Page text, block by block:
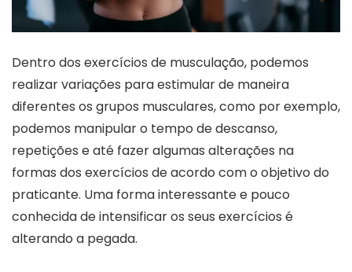
Dentro dos exercícios de musculação, podemos
realizar variações para estimular de maneira
diferentes os grupos musculares, como por exemplo,
podemos manipular o tempo de descanso,
repetições e até fazer algumas alterações na
formas dos exercícios de acordo com o objetivo do
praticante. Uma forma interessante e pouco
conhecida de intensificar os seus exercícios é
alterando a pegada.